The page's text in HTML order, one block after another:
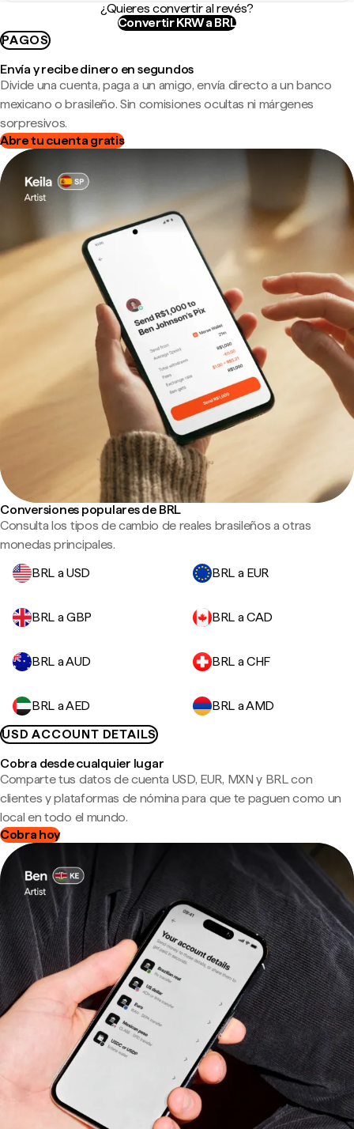
¿Quieres convertir al revés?
Convertir KRW a BRL
PAGOS
Envía y recibe dinero en segundos
Divide una cuenta, paga a un amigo, envía directo a un banco
mexicano o brasileño. Sin comisiones ocultas ni márgenes
sorpresivos.
Abre tu cuenta gratis
Conversiones populares de BRL
Consulta los tipos de cambio de reales brasileños a otras
monedas principales.
BRL a USD
BRL a EUR
BRL a GBP BRL a CAD
BRL a AUD BRL a CHF
BRL a AED
BRL a AMD
USD ACCOUNT DETAILS
Cobra desde cualquier lugar
Comparte tus datos de cuenta USD, EUR, MXN y BRL con
clientes y plataformas de nómina para que te paguen como un
local en todo el mundo.
Cobra hoy